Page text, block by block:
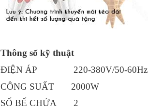
Thông số kỹ thuật
ĐIỆN ÁP 220-380V/50-60Hz
CÔNG SUẤT 2000W
SỐ BẾ CHỨA 2